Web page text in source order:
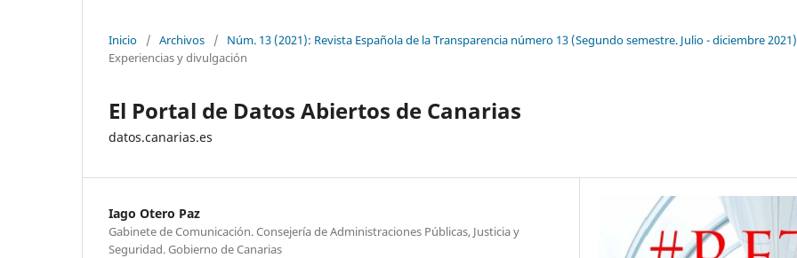
Inicio / Archivos / Núm. 13 (2021): Revista Española de la Transparencia número 13 (Segundo semestre. Julio - diciembre 2021)
Experiencias y divulgación
El Portal de Datos Abiertos de Canarias
datos.canarias.es
Iago Otero Paz
Gabinete de Comunicación. Consejería de Administraciones Públicas, Justicia y
Seguridad. Gobierno de Canarias